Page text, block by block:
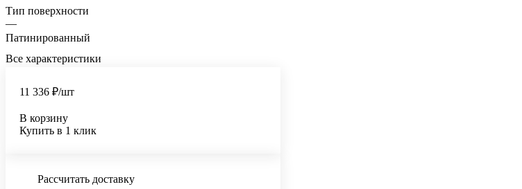
Тип поверхности
—
Патинированный
Все характеристики
11 336 ₽/шт
В корзину
Купить в 1 клик
Рассчитать доставку